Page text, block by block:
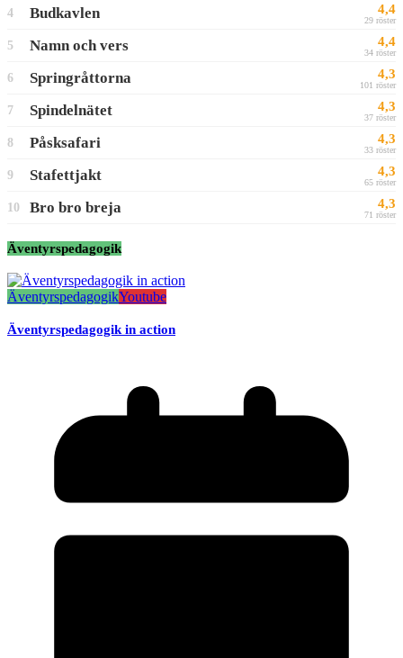
4 Budkavlen 4,4
29 röster
5 Namn och vers 4,4
34 röster
6 Springråttorna 4,3
101 röster
7 Spindelnätet 4,3
37 röster
8 Påsksafari 4,3
33 röster
9 Stafettjakt 4,3
65 röster
10 Bro bro breja 4,3
71 röster
Äventyrspedagogik
ÄventyrspedagogikYoutube
Äventyrspedagogik in action